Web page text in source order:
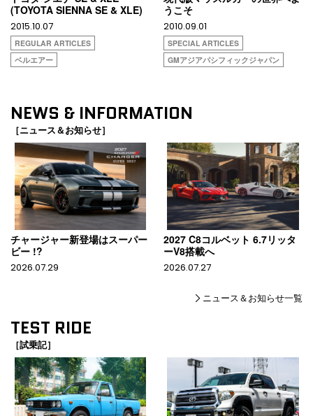
(TOYOTA SIENNA SE & XLE)
2015.10.07
REGULAR ARTICLES
ベルエアー
うこそ
2010.09.01
SPECIAL ARTICLES
GMアジアパシフィックジャパン
NEWS & INFORMATION
［ニュース＆お知らせ］
チャージャー新登場はスーパー
ビー !?
2026.07.29
2027 C8コルベット 6.7リッタ
ーV8搭載へ
2026.07.27
ニュース＆お知らせ一覧
TEST RIDE
［試乗記］